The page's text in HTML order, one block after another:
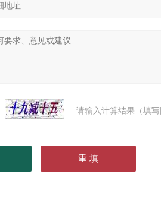
请输入计算结果（填